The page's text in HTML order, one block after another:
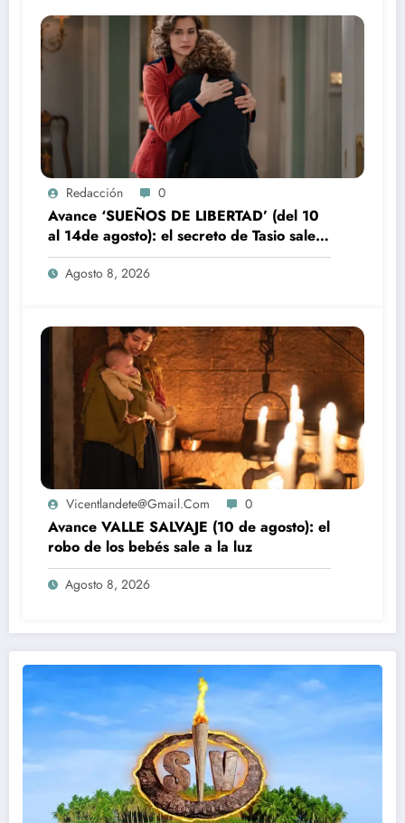
Redacción 0
Avance ‘SUEÑOS DE LIBERTAD’ (del 10
al 14de agosto): el secreto de Tasio sale a
la luz
Agosto 8, 2026
Vicentlandete@gmail.com 0
Avance VALLE SALVAJE (10 de agosto): el
robo de los bebés sale a la luz
Agosto 8, 2026